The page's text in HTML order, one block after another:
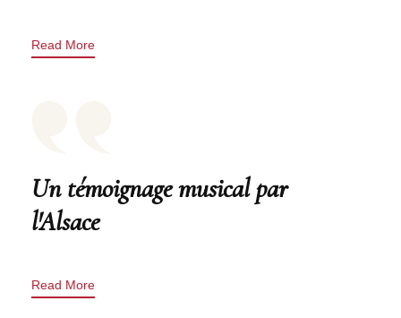
Read More
Un témoignage musical par
l'Alsace
Read More